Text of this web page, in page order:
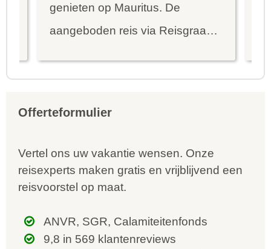
genieten op Mauritus. De
aangeboden reis via Reisgraag
mooie dingen van het eiland te
Offerteformulier
Vertel ons uw vakantie wensen. Onze
reisexperts maken gratis en vrijblijvend een
reisvoorstel op maat.
ANVR, SGR, Calamiteitenfonds
9,8 in 569 klantenreviews